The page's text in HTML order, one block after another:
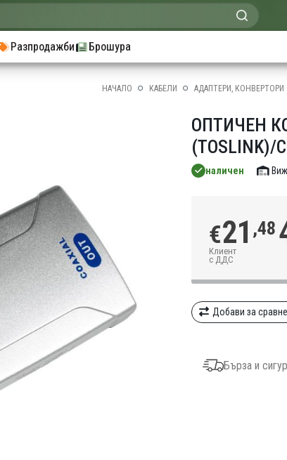
Разпродажби Брошура
НАЧАЛО КАБЕЛИ АДАПТЕРИ, КОНВЕРТОРИ
ОПТИЧЕН
(TOSLINK)/
наличен Виж
€21 ,48
Клиент
с ДДС
Добави за
Бърза и